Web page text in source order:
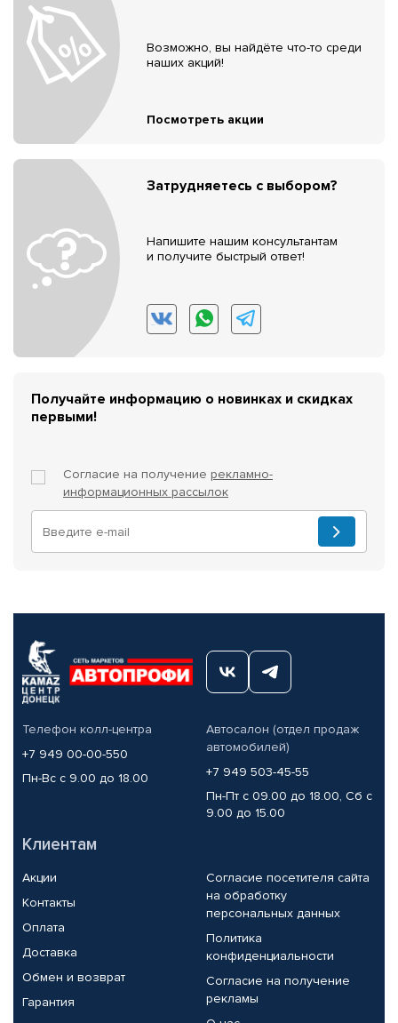
Возможно, вы найдёте что-то среди
наших акций!
Посмотреть акции
Затрудняетесь с выбором?
Напишите нашим консультантам
и получите быстрый ответ!
Получайте информацию о новинках и скидках
первыми!
Согласие на получение рекламно-
информационных рассылок
Телефон колл-центра
+7 949 00-00-550
Пн-Вс с 9.00 до 18.00
Автосалон (отдел продаж
автомобилей)
+7 949 503-45-55
Пн-Пт с 09.00 до 18.00, Сб с
9.00 до 15.00
Клиентам
Акции
Контакты
Оплата
Доставка
Обмен и возврат
Гарантия
Согласие посетителя сайта
на обработку
персональных данных
Политика
конфиденциальности
Согласие на получение
рекламы